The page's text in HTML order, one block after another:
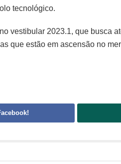
tecnológico.
vestibular 2023.1, que busca
que estão em ascensão no